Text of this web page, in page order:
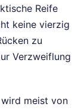
Reife
keine vierzig
zu
Verzweiflung
meist von